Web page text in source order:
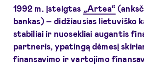
1992 m. įsteigtas „Artea“
bankas) – didžiausias lietuviško
stabiliai ir nuosekliai augantis
partneris, ypatingą dėmesį
finansavimo ir vartojimo